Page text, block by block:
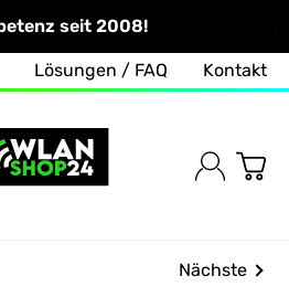
seit 2008!
Lösungen / FAQ Kontakt
Nächste